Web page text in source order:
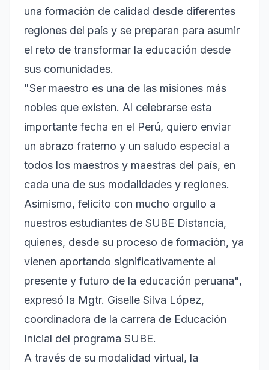
una formación de calidad desde diferentes
regiones del país y se preparan para asumir
el reto de transformar la educación desde
sus comunidades.
"Ser maestro es una de las misiones más
nobles que existen. Al celebrarse esta
importante fecha en el Perú, quiero enviar
un abrazo fraterno y un saludo especial a
todos los maestros y maestras del país, en
cada una de sus modalidades y regiones.
Asimismo, felicito con mucho orgullo a
nuestros estudiantes de SUBE Distancia,
quienes, desde su proceso de formación, ya
vienen aportando significativamente al
presente y futuro de la educación peruana",
expresó la Mgtr. Giselle Silva López,
coordinadora de la carrera de Educación
Inicial del programa SUBE.
A través de su modalidad virtual, la